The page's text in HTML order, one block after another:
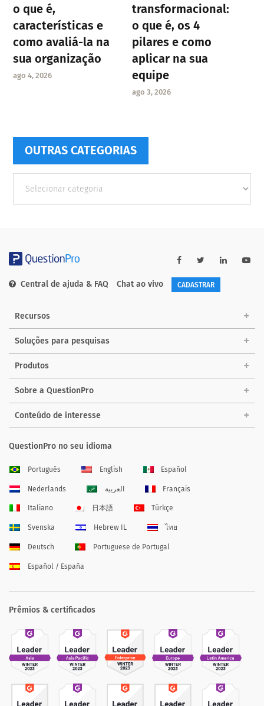
o que é,
características e
como avaliá-la na
sua organização
ago 4, 2026
transformacional:
o que é, os 4
pilares e como
aplicar na sua
equipe
ago 3, 2026
OUTRAS CATEGORIAS
Categorias
Central de ajuda & FAQ Chat ao vivo CADASTRAR
Recursos
Soluções para pesquisas
Produtos
Sobre a QuestionPro
Conteúdo de interesse
QuestionPro no seu idioma
Português English Español
Nederlands العربية Français
Italiano 日本語 Türkçe
Svenska Hebrew IL ไทย
Deutsch Portuguese de Portugal
Español / España
Prêmios & certificados